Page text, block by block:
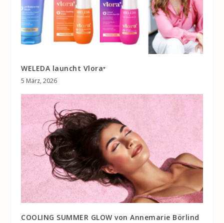
WELEDA launcht Vlora⁺
5 März, 2026
COOLING SUMMER GLOW von Annemarie Börlind